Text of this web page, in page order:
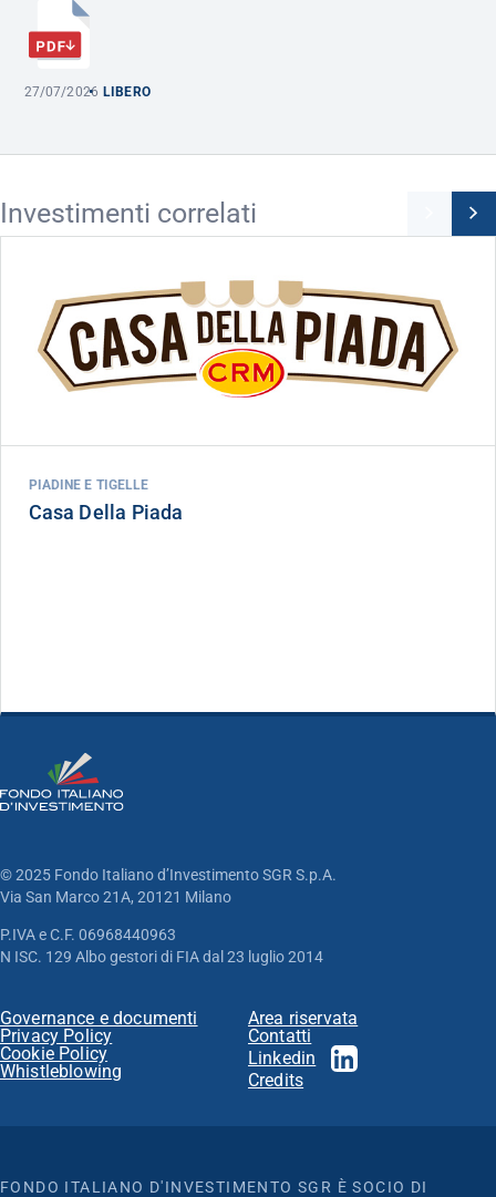
27/07/2026 LIBERO
Investimenti correlati
Casa Della Piada
PIADINE E TIGELLE
© 2025 Fondo Italiano d’Investimento SGR S.p.A.
Via San Marco 21A, 20121 Milano
P.IVA e C.F. 06968440963
N ISC. 129 Albo gestori di FIA dal 23 luglio 2014
Governance e documenti
Privacy Policy
Cookie Policy
Whistleblowing
Area riservata
Contatti
Linkedin
Credits
FONDO ITALIANO D'INVESTIMENTO SGR È SOCIO DI